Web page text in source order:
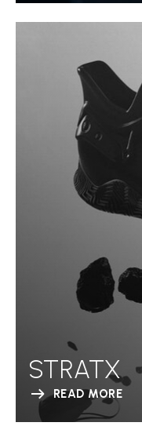
STRATX
READ MORE